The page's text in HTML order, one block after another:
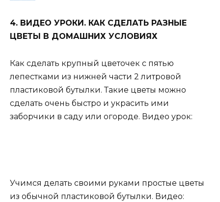
4. ВИДЕО УРОКИ. КАК СДЕЛАТЬ РАЗНЫЕ
ЦВЕТЫ В ДОМАШНИХ УСЛОВИЯХ
Как сделать крупный цветочек с пятью
лепестками из нижней части 2 литровой
пластиковой бутылки. Такие цветы можно
сделать очень быстро и украсить ими
заборчики в саду или огороде. Видео урок:
Учимся делать своими руками простые цветы
из обычной пластиковой бутылки. Видео: